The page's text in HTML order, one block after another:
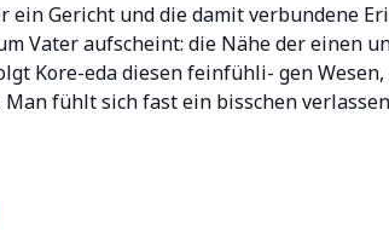
ein Gericht und die damit verbundene
Vater aufscheint: die Nähe der einen
Kore-eda diesen feinfühli- gen
fühlt sich fast ein bisschen